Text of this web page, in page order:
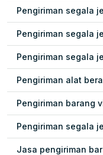
Pengiriman segala
Pengiriman segala
Pengiriman segala
Pengiriman alat
Pengiriman barang
Pengiriman segala
Jasa pengiriman